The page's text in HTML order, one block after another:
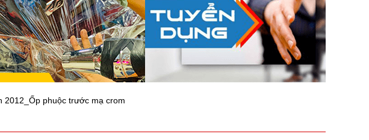
2012_Ốp phuộc trước mạ crom